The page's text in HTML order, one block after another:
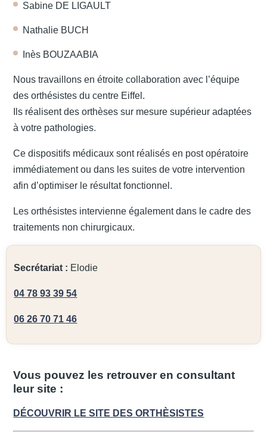
Sabine DE LIGAULT
Nathalie BUCH
Inès BOUZAABIA
Nous travaillons en étroite collaboration avec l’équipe
des orthésistes du centre Eiffel.
Ils réalisent des orthèses sur mesure supérieur adaptées
à votre pathologies.
Ce dispositifs médicaux sont réalisés en post opératoire
immédiatement ou dans les suites de votre intervention
afin d’optimiser le résultat fonctionnel.
Les orthésistes intervienne également dans le cadre des
traitements non chirurgicaux.
Secrétariat : Elodie
04 78 93 39 54
06 26 70 71 46
Vous pouvez les retrouver en consultant
leur site :
DÉCOUVRIR LE SITE DES ORTHÈSISTES